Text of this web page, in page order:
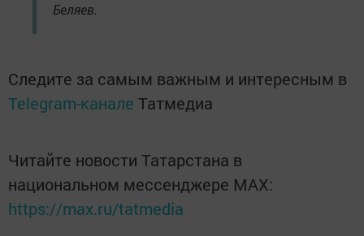
Беляев.
Следите за самым важным и интересным в
Telegram-канале Татмедиа
Читайте новости Татарстана в
национальном мессенджере MАХ:
https://max.ru/tatmedia